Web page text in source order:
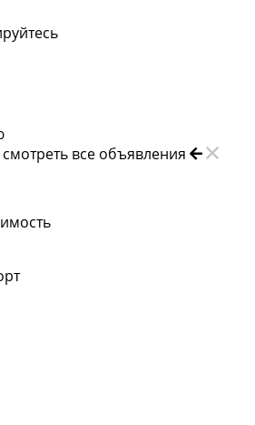
смотреть все объявления